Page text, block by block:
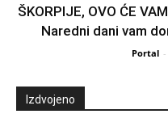
ŠKORPIJE, OVO ĆE
Naredni dani vam
Portal -
Izdvojeno